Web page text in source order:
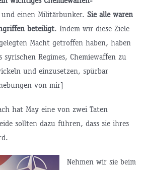
einen Militärbunker. Sie alle waren
beteiligt. Indem wir diese Ziele
Macht getroffen haben, haben
Regimes, Chemiewaffen zu
und einzusetzen, spürbar
von mir]
hat May eine von zwei Taten
sollten dazu führen, dass sie ihres
Nehmen wir sie beim